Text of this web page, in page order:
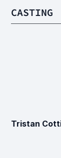
CASTING
Tristan